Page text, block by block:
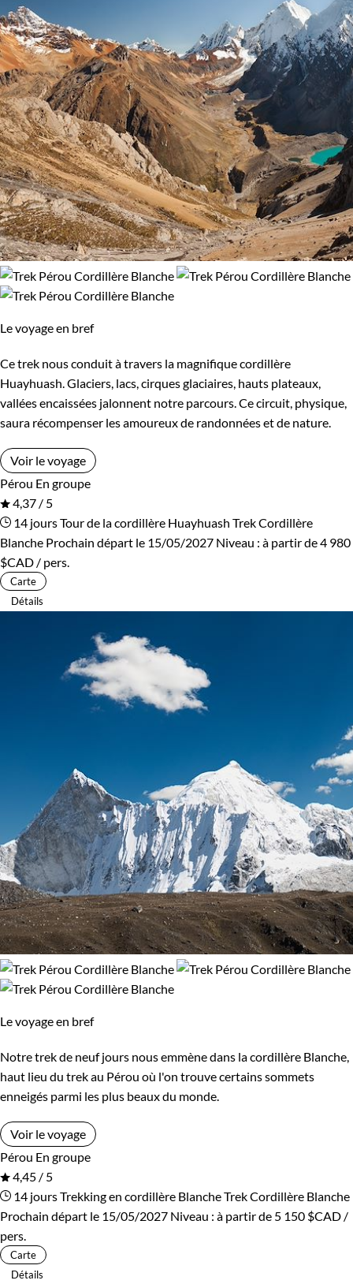
Le voyage en bref
Ce trek nous conduit à travers la magnifique cordillère
Huayhuash. Glaciers, lacs, cirques glaciaires, hauts plateaux,
vallées encaissées jalonnent notre parcours. Ce circuit, physique,
saura récompenser les amoureux de randonnées et de nature.
Voir le voyage
Pérou En groupe
4,37 / 5
14 joursTour de la cordillère Huayhuash Trek Cordillère
Blanche Prochain départ le 15/05/2027 Niveau : à partir de4 980
$CAD / pers.
Carte
Détails
Le voyage en bref
Notre trek de neuf jours nous emmène dans la cordillère Blanche,
haut lieu du trek au Pérou où l'on trouve certains sommets
enneigés parmi les plus beaux du monde.
Voir le voyage
Pérou En groupe
4,45 / 5
14 joursTrekking en cordillère BlancheTrek Cordillère Blanche
Prochain départ le 15/05/2027 Niveau : à partir de 5 150 $CAD /
pers.
Carte
Détails